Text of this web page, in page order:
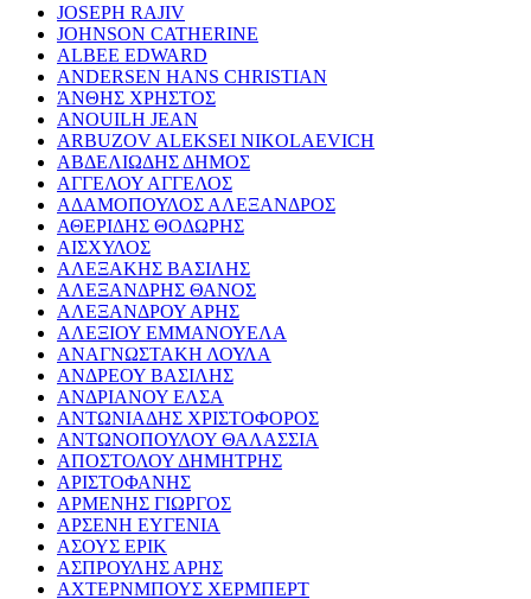
JOSEPH RAJIV
JOHNSON CATHERINE
ALBEE EDWARD
ANDERSEN HANS CHRISTIAN
ΆΝΘΗΣ ΧΡΗΣΤΟΣ
ANOUILH JEAN
ARBUZOV ALEKSEI NIKOLAEVICH
ΑΒΔΕΛΙΩΔΗΣ ΔΗΜΟΣ
ΑΓΓΕΛΟΥ ΑΓΓΕΛΟΣ
ΑΔΑΜΟΠΟΥΛΟΣ ΑΛΕΞΑΝΔΡΟΣ
ΑΘΕΡΙΔΗΣ ΘΟΔΩΡΗΣ
ΑΙΣΧΥΛΟΣ
ΑΛΕΞΑΚΗΣ ΒΑΣΙΛΗΣ
ΑΛΕΞΑΝΔΡΗΣ ΘΑΝΟΣ
ΑΛΕΞΑΝΔΡΟΥ ΑΡΗΣ
ΑΛΕΞΙΟΥ ΕΜΜΑΝΟΥΕΛΑ
ΑΝΑΓΝΩΣΤΑΚΗ ΛΟΥΛΑ
ΑΝΔΡΕΟΥ ΒΑΣΙΛΗΣ
ΑΝΔΡΙΑΝΟΥ ΕΛΣΑ
ΑΝΤΩΝΙΑΔΗΣ ΧΡΙΣΤΟΦΟΡΟΣ
ΑΝΤΩΝΟΠΟΥΛΟΥ ΘΑΛΑΣΣΙΑ
ΑΠΟΣΤΟΛΟΥ ΔΗΜΗΤΡΗΣ
ΑΡΙΣΤΟΦΑΝΗΣ
ΑΡΜΕΝΗΣ ΓΙΩΡΓΟΣ
ΑΡΣΕΝΗ ΕΥΓΕΝΙΑ
ΑΣΟΥΣ ΕΡΙΚ
ΑΣΠΡΟΥΛΗΣ ΑΡΗΣ
ΑΧΤΕΡΝΜΠΟΥΣ ΧΕΡΜΠΕΡΤ